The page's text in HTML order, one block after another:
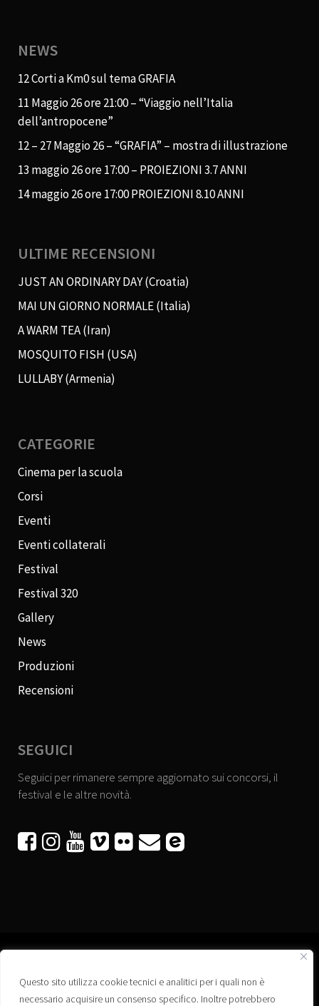
Questo sito utilizza cookie tecnici e analitici per i quali non è
necessario acquisire un consenso specifico. Inoltre potrebbero
NEWS
12 Corti a Km0 sul tema GRAFIA
11 Maggio 26 ore 21:00 – “Viaggio nell’Italia
dell’antropocene”
12 – 27 Maggio 26 – “GRAFIA” – mostra di illustrazione
13 maggio 26 ore 17:00 – PROIEZIONI 3.7 ANNI
14 maggio 26 ore 17:00 PROIEZIONI 8.10 ANNI
ULTIME RECENSIONI
JUST AN ORDINARY DAY (Croatia)
MAI UN GIORNO NORMALE (Italia)
A WARM TEA (Iran)
MOSQUITO FISH (USA)
LULLABY (Armenia)
CATEGORIE
Cinema per la scuola
Corsi
Eventi
Eventi collaterali
Festival
Festival 320
Gallery
News
Produzioni
Recensioni
SEGUICI
Seguici per rimanere sempre aggiornato sui concorsi, il
festival e le altre novità.
     
Associazione “Corti a Ponte” APS
Via Wagner, 42 - 35020 Ponte San Nicolò (PD)